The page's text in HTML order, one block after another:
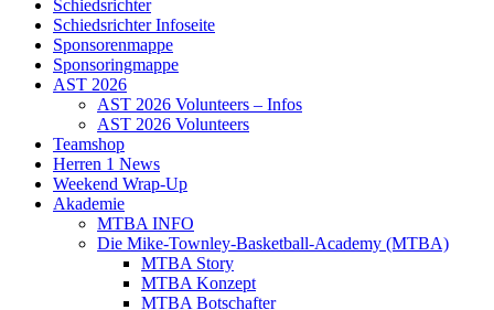
Schiedsrichter
Schiedsrichter Infoseite
Sponsorenmappe
Sponsoringmappe
AST 2026
AST 2026 Volunteers – Infos
AST 2026 Volunteers
Teamshop
Herren 1 News
Weekend Wrap-Up
Akademie
MTBA INFO
Die Mike-Townley-Basketball-Academy (MTBA)
MTBA Story
MTBA Konzept
MTBA Botschafter